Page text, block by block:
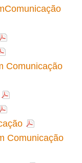
Comunicação
Comunicação